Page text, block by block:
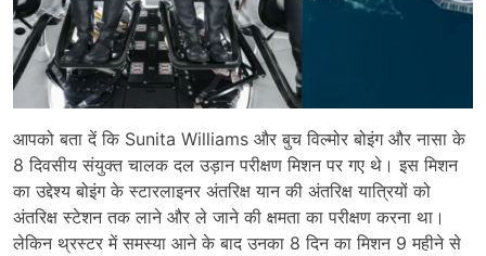
आपको बता दें कि Sunita Williams और बुच विल्मोर बोइंग और नासा के
8 दिवसीय संयुक्त चालक दल उड़ान परीक्षण मिशन पर गए थे। इस मिशन
का उद्देश्य बोइंग के स्टारलाइनर अंतरिक्ष यान की अंतरिक्ष यात्रियों को
अंतरिक्ष स्टेशन तक लाने और ले जाने की क्षमता का परीक्षण करना था।
लेकिन थ्रस्टर में समस्या आने के बाद उनका 8 दिन का मिशन 9 महीने से